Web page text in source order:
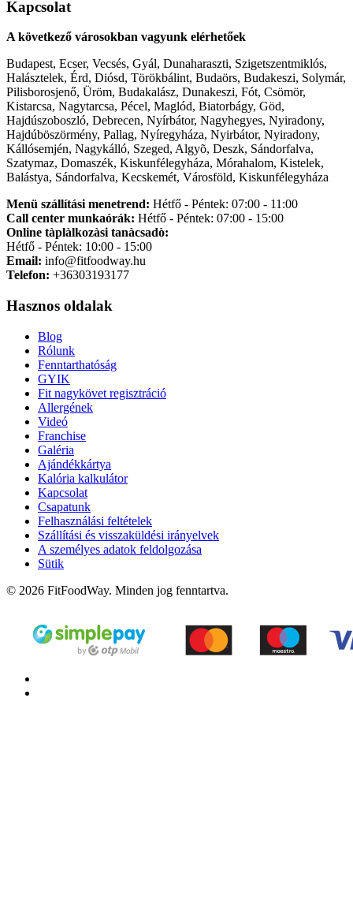
Kapcsolat
A következő városokban vagyunk elérhetőek
Budapest, Ecser, Vecsés, Gyál, Dunaharaszti, Szigetszentmiklós,
Halásztelek, Érd, Diósd, Törökbálint, Budaörs, Budakeszi, Solymár,
Pilisborosjenő, Üröm, Budakalász, Dunakeszi, Fót, Csömör,
Kistarcsa, Nagytarcsa, Pécel, Maglód, Biatorbágy, Göd,
Hajdúszoboszló, Debrecen, Nyírbátor, Nagyhegyes, Nyiradony,
Hajdúböszörmény, Pallag, Nyíregyháza, Nyirbátor, Nyiradony,
Kállósemjén, Nagykálló, Szeged, Algyõ, Deszk, Sándorfalva,
Szatymaz, Domaszék, Kiskunfélegyháza, Mórahalom, Kistelek,
Balástya, Sándorfalva, Kecskemét, Városföld, Kiskunfélegyháza
Menü szállítási menetrend: Hétfő - Péntek: 07:00 - 11:00
Call center munkaórák: Hétfő - Péntek: 07:00 - 15:00
Online tàplàlkozàsi tanàcsadò:
Hétfő - Péntek: 10:00 - 15:00
Email: info@fitfoodway.hu
Telefon: +36303193177
Hasznos oldalak
Blog
Rólunk
Fenntarthatóság
GYIK
Fit nagykövet regisztráció
Allergének
Videó
Franchise
Galéria
Ajándékkártya
Kalória kalkulátor
Kapcsolat
Csapatunk
Felhasználási feltételek
Szállítási és visszaküldési irányelvek
A személyes adatok feldolgozása
Sütik
© 2026 FitFoodWay. Minden jog fenntartva.